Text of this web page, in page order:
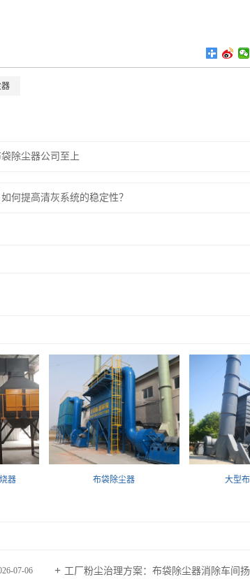
除尘器公司至上
何提高清灰系统的稳定性？
器 布袋除尘器 大型
07-06 工厂粉尘治理方案：布袋除尘器消除车间扬尘，轻松应对环保检查